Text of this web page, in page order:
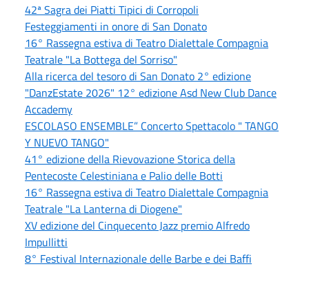
42ª Sagra dei Piatti Tipici di Corropoli
Festeggiamenti in onore di San Donato
16° Rassegna estiva di Teatro Dialettale Compagnia
Teatrale "La Bottega del Sorriso"
Alla ricerca del tesoro di San Donato 2° edizione
"DanzEstate 2026" 12° edizione Asd New Club Dance
Accademy
ESCOLASO ENSEMBLE” Concerto Spettacolo " TANGO
Y NUEVO TANGO"
41° edizione della Rievovazione Storica della
Pentecoste Celestiniana e Palio delle Botti
16° Rassegna estiva di Teatro Dialettale Compagnia
Teatrale "La Lanterna di Diogene"
XV edizione del Cinquecento Jazz premio Alfredo
Impullitti
8° Festival Internazionale delle Barbe e dei Baffi